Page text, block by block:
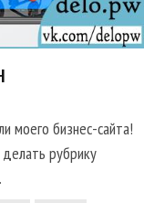
моего бизнес-сайта!
рубрику